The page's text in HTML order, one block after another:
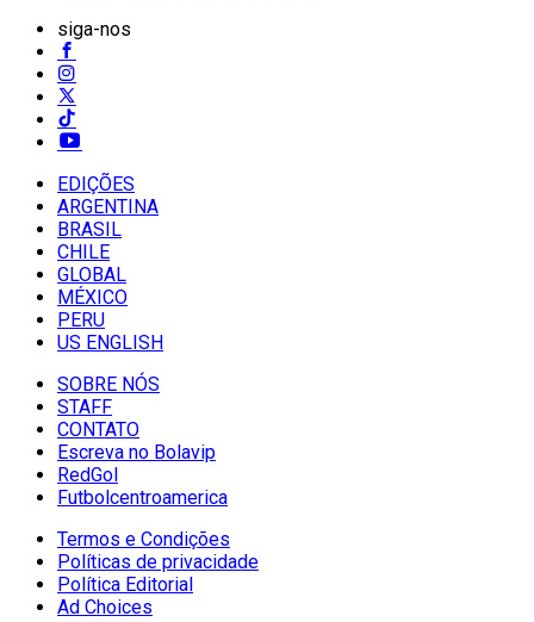
siga-nos
EDIÇÕES
ARGENTINA
BRASIL
CHILE
GLOBAL
MÉXICO
PERU
US ENGLISH
SOBRE NÓS
STAFF
CONTATO
Escreva no Bolavip
RedGol
Futbolcentroamerica
Termos e Condições
Políticas de privacidade
Política Editorial
Ad Choices